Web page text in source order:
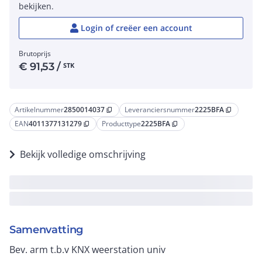
Artikelnummer2850014037 content_copy Leveranciersnummer2225BFA content_copy
EAN4011377131279 content_copy Producttype2225BFA content_copy
Bekijk volledige omschrijving
Samenvatting
Bev. arm t.b.v KNX weerstation univ
bekijken.
Login of creëer een account
Brutoprijs
€91,53/ STK